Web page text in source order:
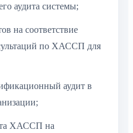
аудита системы;
на соответствие
по ХАССП для
аудит в
ХАССП на